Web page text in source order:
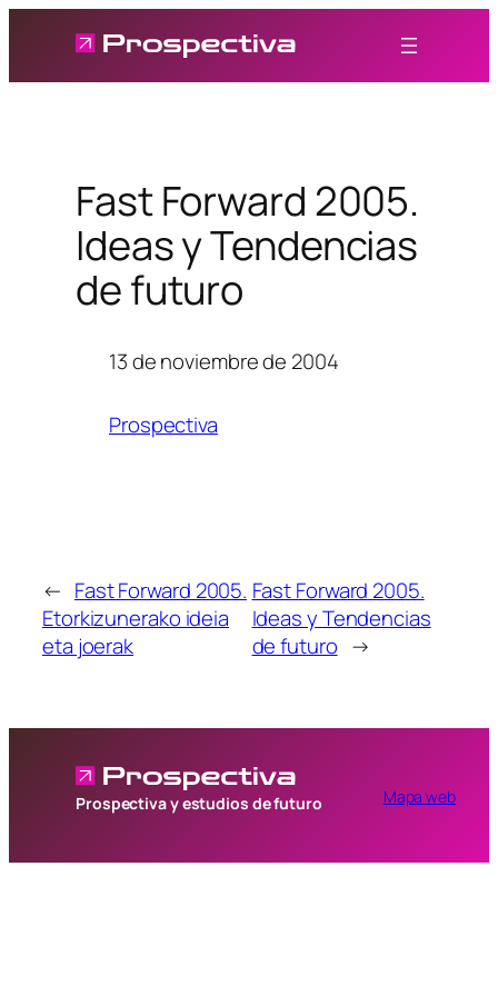
contenido
Fast Forward 2005.
Ideas y Tendencias
de futuro
13 de noviembre de 2004
Prospectiva
← Fast Forward 2005.
Etorkizunerako ideia
eta joerak
Fast Forward 2005.
Ideas y Tendencias
de futuro →
Prospectiva y estudios de futuro Mapa web